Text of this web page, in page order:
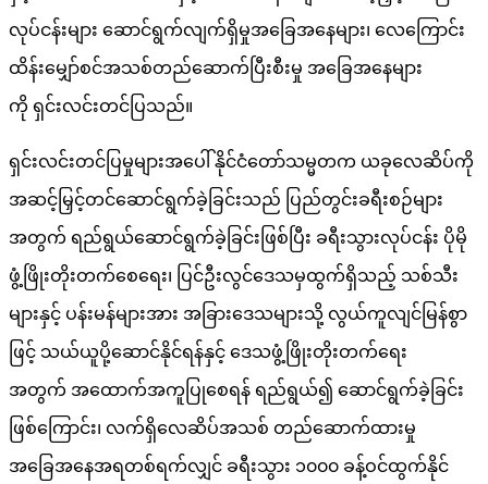
လုပ်ငန်းများ ဆောင်ရွက်လျက်ရှိမှုအခြေအနေများ၊ လေကြောင်း
ထိန်းမျှော်စင်အသစ်တည်ဆောက်ပြီးစီးမှု အခြေအနေများ
ကို ရှင်းလင်းတင်ပြသည်။
ရှင်းလင်းတင်ပြမှုများအပေါ် နိုင်ငံတော်သမ္မတက ယခုလေဆိပ်ကို
အဆင့်မြှင့်တင်ဆောင်ရွက်ခဲ့ခြင်းသည် ပြည်တွင်းခရီးစဉ်များ
အတွက် ရည်ရွယ်ဆောင်ရွက်ခဲ့ခြင်းဖြစ်ပြီး ခရီးသွားလုပ်ငန်း ပိုမို
ဖွံ့ဖြိုးတိုးတက်စေရေး၊ ပြင်ဦးလွင်ဒေသမှထွက်ရှိသည့် သစ်သီး
များနှင့် ပန်းမန်များအား အခြားဒေသများသို့ လွယ်ကူလျင်မြန်စွာ
ဖြင့် သယ်ယူပို့ဆောင်နိုင်ရန်နှင့် ဒေသဖွံ့ဖြိုးတိုးတက်ရေး
အတွက် အထောက်အကူပြုစေရန် ရည်ရွယ်၍ ဆောင်ရွက်ခဲ့ခြင်း
ဖြစ်ကြောင်း၊ လက်ရှိလေဆိပ်အသစ် တည်ဆောက်ထားမှု
အခြေအနေအရတစ်ရက်လျှင် ခရီးသွား ၁၀၀၀ ခန့်ဝင်ထွက်နိုင်